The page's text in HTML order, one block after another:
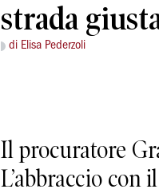
strada
di Elisa Pederzoli
Il procuratore
L’abbraccio con